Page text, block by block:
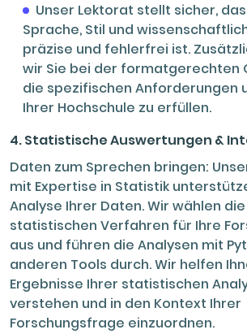
Unser Lektorat stellt sicher,
Sprache, Stil und
präzise und fehlerfrei ist.
wir Sie bei der formatgerechten
die spezifischen Anforderungen
Ihrer Hochschule zu erfüllen.
4. Statistische Auswertungen &
Daten zum Sprechen bringen:
mit Expertise in Statistik
Analyse Ihrer Daten. Wir wählen
statistischen Verfahren für Ihre
aus und führen die Analysen mit
anderen Tools durch. Wir helfen
Ergebnisse Ihrer statistischen
verstehen und in den Kontext Ihrer
Forschungsfrage einzuordnen.